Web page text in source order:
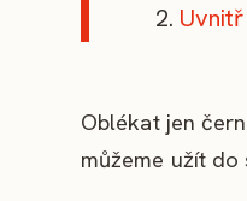
Oblékat jen
můžeme užít